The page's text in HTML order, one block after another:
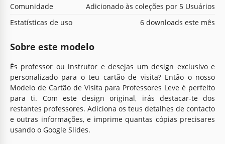
Comunidade
Adicionado às coleções por 5 Usuários
Estatísticas de uso
6 downloads este mês
Sobre este modelo
És professor ou instrutor e desejas um design exclusivo e
personalizado para o teu cartão de visita? Então o nosso
Modelo de Cartão de Visita para Professores Leve é perfeito
para ti. Com este design original, irás destacar-te dos
restantes professores. Adiciona os teus detalhes de contacto
e outras informações, e imprime quantas cópias precisares
usando o Google Slides.